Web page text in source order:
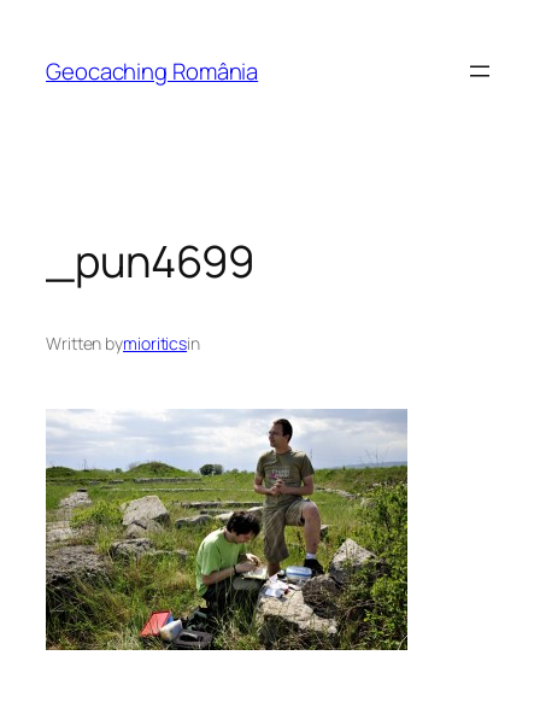
content
Geocaching România
_pun4699
Written bymioriticsin